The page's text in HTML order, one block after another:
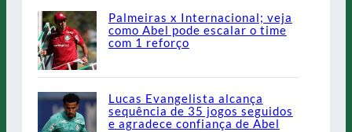
Palmeiras x Internacional; veja
como Abel pode escalar o time
com 1 reforço
Lucas Evangelista alcança
sequência de 35 jogos seguidos
e agradece confiança de Abel